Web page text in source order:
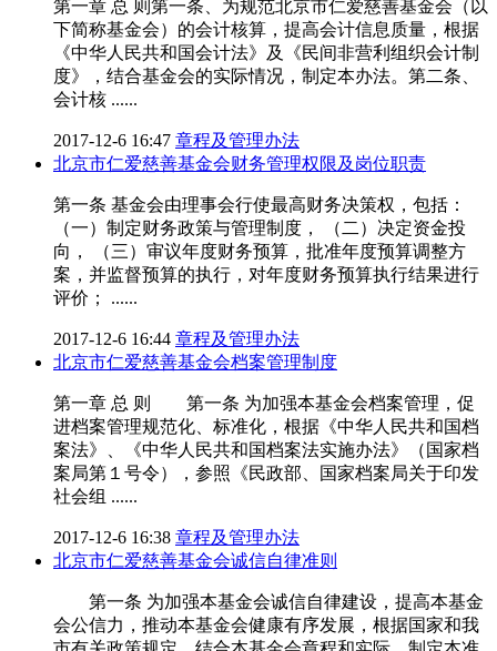
第一章 总 则第一条、为规范北京市仁爱慈善基金会（以
下简称基金会）的会计核算，提高会计信息质量，根据
《中华人民共和国会计法》及《民间非营利组织会计制
度》，结合基金会的实际情况，制定本办法。第二条、
会计核 ......
2017-12-6 16:47 章程及管理办法
北京市仁爱慈善基金会财务管理权限及岗位职责
第一条 基金会由理事会行使最高财务决策权，包括：
（一）制定财务政策与管理制度， （二）决定资金投
向， （三）审议年度财务预算，批准年度预算调整方
案，并监督预算的执行，对年度财务预算执行结果进行
评价； ......
2017-12-6 16:44 章程及管理办法
北京市仁爱慈善基金会档案管理制度
第一章 总 则 第一条 为加强本基金会档案管理，促
进档案管理规范化、标准化，根据《中华人民共和国档
案法》、《中华人民共和国档案法实施办法》（国家档
案局第１号令），参照《民政部、国家档案局关于印发
社会组 ......
2017-12-6 16:38 章程及管理办法
北京市仁爱慈善基金会诚信自律准则
第一条 为加强本基金会诚信自律建设，提高本基金
会公信力，推动本基金会健康有序发展，根据国家和我